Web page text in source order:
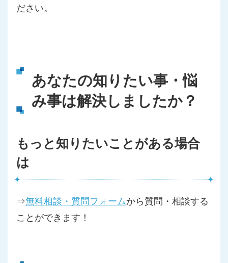
ださい。
あなたの知りたい事・悩
み事は解決しましたか？
もっと知りたいことがある場合
は
⇒無料相談・質問フォームから質問・相談する
ことができます！